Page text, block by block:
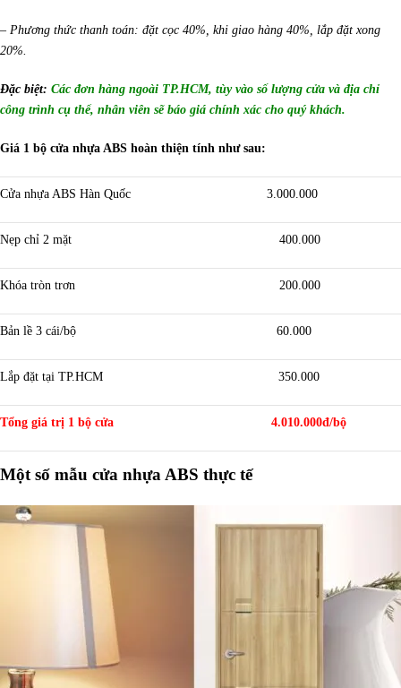
– Phương thức thanh toán: đặt cọc 40%, khi giao hàng 40%, lắp đặt xong
20%.
Đặc biệt: Các đơn hàng ngoài TP.HCM, tùy vào số lượng cửa và địa chỉ
công trình cụ thể, nhân viên sẽ báo giá chính xác cho quý khách.
Giá 1 bộ cửa nhựa ABS hoàn thiện tính như sau:
Cửa nhựa ABS Hàn Quốc 3.000.000
Nẹp chỉ 2 mặt 400.000
Khóa tròn trơn 200.000
Bản lề 3 cái/bộ 60.000
Lắp đặt tại TP.HCM 350.000
Tổng giá trị 1 bộ cửa 4.010.000đ/bộ
Một số mẫu cửa nhựa ABS thực tế